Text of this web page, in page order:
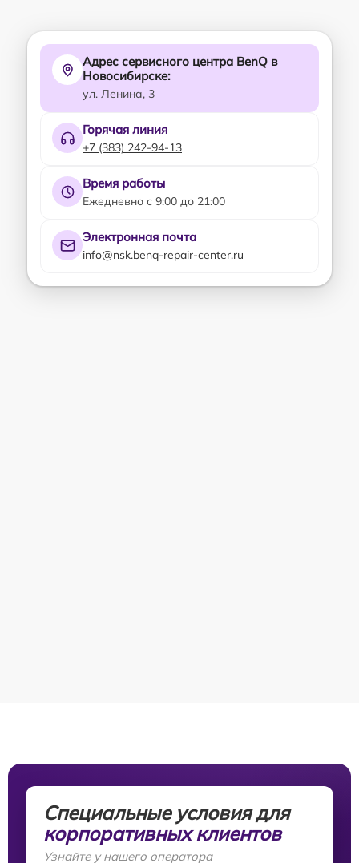
Адрес сервисного центра BenQ в
Новосибирске:
ул. Ленина, 3
Горячая линия
+7 (383) 242-94-13
Время работы
Ежедневно с 9:00 до 21:00
Электронная почта
info@nsk.benq-repair-center.ru
Специальные условия для
корпоративных клиентов
Узнайте у нашего оператора